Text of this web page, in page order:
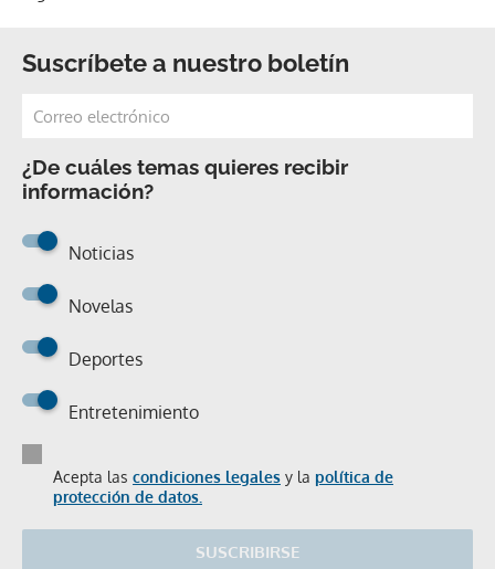
Suscríbete a nuestro boletín
¿De cuáles temas quieres recibir
información?
Noticias
Novelas
Deportes
Entretenimiento
Acepta las condiciones legales y la política de
protección de datos.
SUSCRIBIRSE